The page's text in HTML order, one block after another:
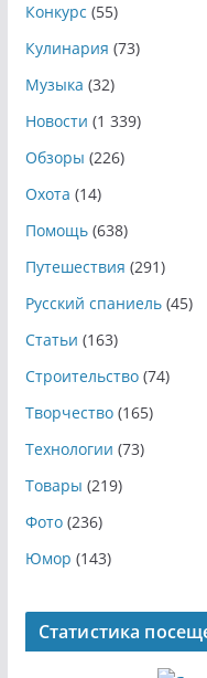
Конкурс (55)
Кулинария (73)
Музыка (32)
Новости (1 339)
Обзоры (226)
Охота (14)
Помощь(638)
Путешествия (291)
Русский спаниель(45)
Статьи (163)
Строительство(74)
Творчество(165)
Технологии (73)
Товары (219)
Фото(236)
Юмор (143)
Статистика